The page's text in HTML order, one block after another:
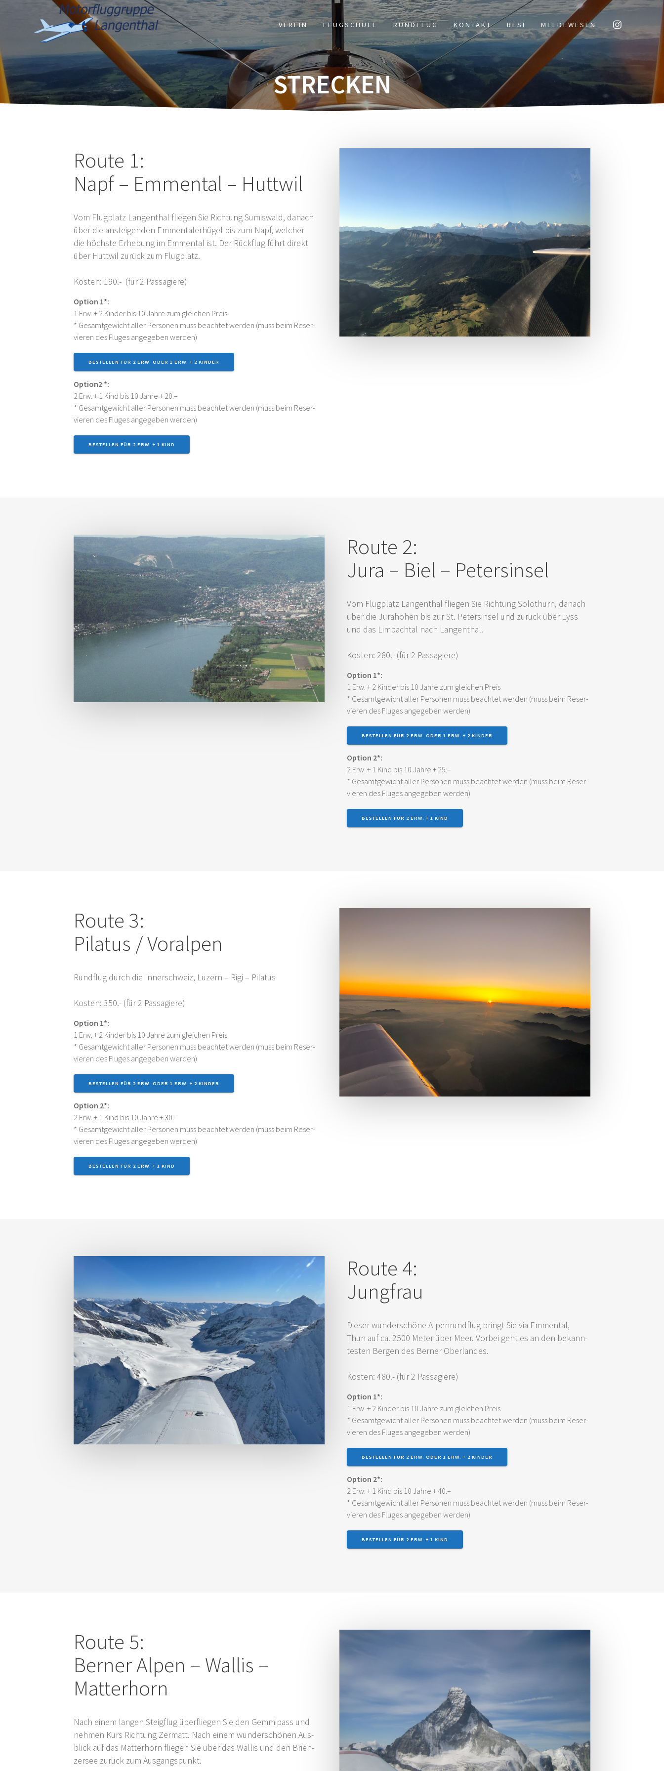
VER­EIN FLUG­SCHU­LE RUND­FLUG KON­TAKT RESI MEL­DE­WE­SEN
STRE­CKEN
Rou­te 1:
Napf – Emmen­tal – Huttwil
Vom Flug­platz Lan­gen­thal flie­gen Sie Rich­tung Sumis­wald, danach
über die anstei­gen­den Emmen­tal­erhü­gel bis zum Napf, wel­cher
die höchs­te Erhe­bung im Emmen­tal ist. Der Rück­flug führt direkt
über Hutt­wil zurück zum Flugplatz.
Kos­ten: 190.- (für 2 Passagiere)
Opti­on 1*:
1 Erw. + 2 Kin­der bis 10 Jah­re zum glei­chen Preis
* Gesamt­ge­wicht aller Per­so­nen muss beach­tet wer­den (muss beim Reser­
vie­ren des Flu­ges ange­ge­ben werden)
BESTEL­LEN FÜR 2 ERW. ODER 1 ERW. + 2 KIN­DER
Option2 *:
2 Erw. + 1 Kind bis 10 Jah­re + 20.–
* Gesamt­ge­wicht aller Per­so­nen muss beach­tet wer­den (muss beim Reser­
vie­ren des Flu­ges ange­ge­ben werden)
BESTEL­LEN FÜR 2 ERW. + 1 KIND
Rou­te 2:
Jura – Biel – Petersinsel
Vom Flug­platz Lan­gen­thal flie­gen Sie Rich­tung Solo­thurn, danach
über die Jura­hö­hen bis zur St. Peter­sin­sel und zurück über Lyss
und das Lim­pach­tal nach Langenthal.
Kos­ten: 280.- (für 2 Passagiere)
Opti­on 1*:
1 Erw. + 2 Kin­der bis 10 Jah­re zum glei­chen Preis
* Gesamt­ge­wicht aller Per­so­nen muss beach­tet wer­den (muss beim Reser­
vie­ren des Flu­ges ange­ge­ben werden)
BESTEL­LEN FÜR 2 ERW. ODER 1 ERW. + 2 KIN­DER
Opti­on 2*:
2 Erw. + 1 Kind bis 10 Jah­re + 25.–
* Gesamt­ge­wicht aller Per­so­nen muss beach­tet wer­den (muss beim Reser­
vie­ren des Flu­ges ange­ge­ben werden)
BESTEL­LEN FÜR 2 ERW. + 1 KIND
Rou­te 3:
Pila­tus / Voralpen
Rund­flug durch die Inner­schweiz, Luzern – Rigi – Pilatus
Kos­ten: 350.- (für 2 Passagiere)
Opti­on 1*:
1 Erw. + 2 Kin­der bis 10 Jah­re zum glei­chen Preis
* Gesamt­ge­wicht aller Per­so­nen muss beach­tet wer­den (muss beim Reser­
vie­ren des Flu­ges ange­ge­ben werden)
BESTEL­LEN FÜR 2 ERW. ODER 1 ERW. + 2 KIN­DER
Opti­on 2*:
2 Erw. + 1 Kind bis 10 Jah­re + 30.–
* Gesamt­ge­wicht aller Per­so­nen muss beach­tet wer­den (muss beim Reser­
vie­ren des Flu­ges ange­ge­ben werden)
BESTEL­LEN FÜR 2 ERW. + 1 KIND
Rou­te 4:
Jung­frau
Die­ser wun­der­schö­ne Alpen­rund­flug bringt Sie via Emmen­tal,
Thun auf ca. 2500 Meter über Meer. Vor­bei geht es an den bekann­
tes­ten Ber­gen des Ber­ner Oberlandes.
Kos­ten: 480.- (für 2 Passagiere)
Opti­on 1*:
1 Erw. + 2 Kin­der bis 10 Jah­re zum glei­chen Preis
* Gesamt­ge­wicht aller Per­so­nen muss beach­tet wer­den (muss beim Reser­
vie­ren des Flu­ges ange­ge­ben werden)
BESTEL­LEN FÜR 2 ERW. ODER 1 ERW. + 2 KIN­DER
Opti­on 2*:
2 Erw. + 1 Kind bis 10 Jah­re + 40.–
* Gesamt­ge­wicht aller Per­so­nen muss beach­tet wer­den (muss beim Reser­
vie­ren des Flu­ges ange­ge­ben werden)
BESTEL­LEN FÜR 2 ERW. + 1 KIND
Rou­te 5:
Ber­ner Alpen – Wal­lis –
Mat­ter­horn
Nach einem lan­gen Steig­flug über­flie­gen Sie den Gemmi­pass und
neh­men Kurs Rich­tung Zer­matt. Nach einem wun­der­schö­nen Aus­
blick auf das Mat­ter­horn flie­gen Sie über das Wal­lis und den Bri­en­
zer­see zurück zum Ausgangspunkt.